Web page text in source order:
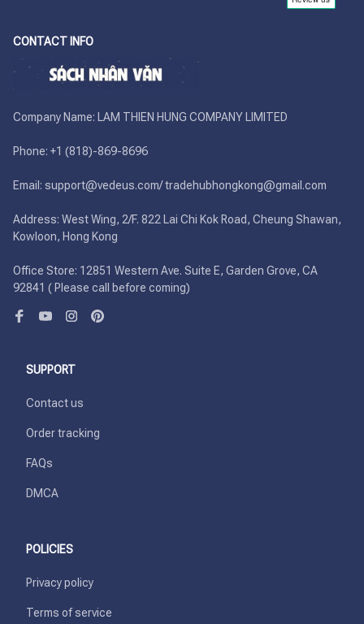
CONTACT INFO
Company Name: LAM THIEN HUNG COMPANY LIMITED
Phone: +1 (818)-869-8696
Email: support@vedeus.com/ tradehubhongkong@gmail.com
Address: West Wing, 2/F. 822 Lai Chi Kok Road, Cheung Shawan,
Kowloon, Hong Kong
Office Store: 12851 Western Ave. Suite E, Garden Grove, CA
92841 ( Please call before coming)
SUPPORT
Contact us
Order tracking
FAQs
DMCA
POLICIES
Privacy policy
Terms of service